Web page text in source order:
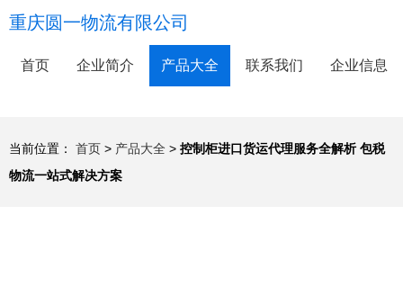
重庆圆一物流有限公司
首页 企业简介 产品大全 联系我们 企业信息
当前位置： 首页 > 产品大全 > 控制柜进口货运代理服务全解析 包税
物流一站式解决方案